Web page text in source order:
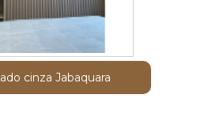
cinza Jabaquara